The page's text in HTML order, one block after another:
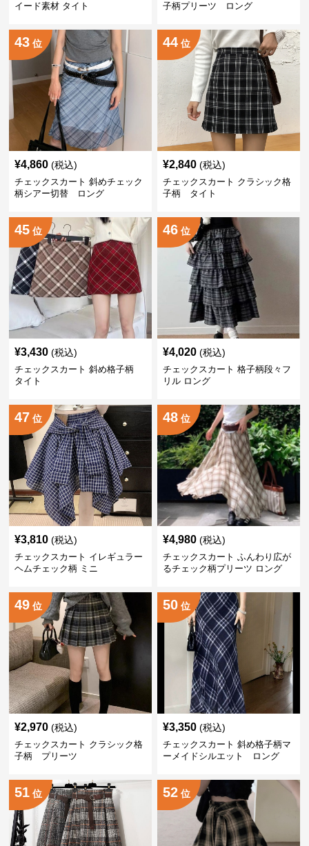
イード素材 タイト
子柄プリーツ ロング
43 位
¥4,860 (税込)
チェックスカート 斜めチェック
柄シアー切替 ロング
44 位
¥2,840 (税込)
チェックスカート クラシック格
子柄 タイト
45 位
¥3,430 (税込)
チェックスカート 斜め格子柄
タイト
46 位
¥4,020 (税込)
チェックスカート 格子柄段々フ
リル ロング
47 位
¥3,810 (税込)
チェックスカート イレギュラー
ヘムチェック柄 ミニ
48 位
¥4,980 (税込)
チェックスカート ふんわり広が
るチェック柄プリーツ ロング
49 位
¥2,970 (税込)
チェックスカート クラシック格
子柄 プリーツ
50 位
¥3,350 (税込)
チェックスカート 斜め格子柄マ
ーメイドシルエット ロング
51 位 52 位